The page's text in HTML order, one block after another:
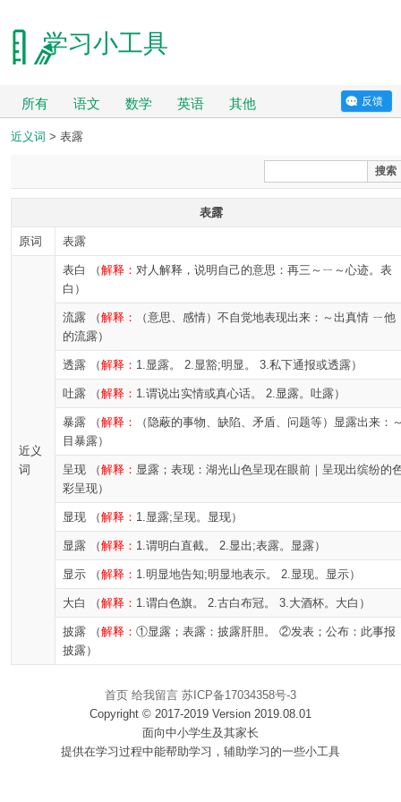
学习小工具
所有 语文 数学 英语 其他 反馈
近义词 > 表露
搜索
表露
原词 表露
近义
词
表白 （解释： 对人解释，说明自己的意思：再三～ㄧ～心迹。表
白）
流露 （解释：
（意思、感情）不自觉地表现出来：～出真情 ㄧ他
的流露）
透露 （解释： 1.显露。 2.显豁;明显。 3.私下通报或透露）
吐露 （解释： 1.谓说出实情或真心话。 2.显露。吐露）
暴露 （解释：
（隐蔽的事物、缺陷、矛盾、问题等）显露出来：
目暴露）
呈现 （解释： 显露；表现：湖光山色呈现在眼前｜呈现出缤纷的
彩呈现）
显现 （解释： 1.显露;呈现。显现）
显露 （解释： 1.谓明白直截。 2.显出;表露。显露）
显示 （解释： 1.明显地告知;明显地表示。 2.显现。显示）
大白 （解释： 1.谓白色旗。 2.古白布冠。 3.大酒杯。大白）
披露 （解释： ①显露；表露：披露肝胆。 ②发表；公布：此事报
披露）
首页 给我留言 苏ICP备17034358号-3
Copyright © 2017-2019 Version 2019.08.01
面向中小学生及其家长
提供在学习过程中能帮助学习，辅助学习的一些小工具